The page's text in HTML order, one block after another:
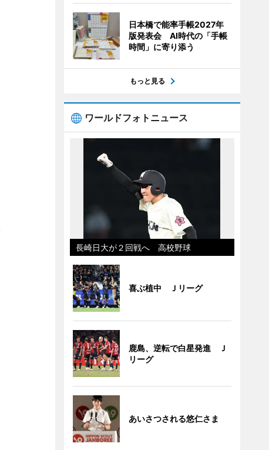
日本橋で能率手帳2027年
版発表会 AI時代の「手帳
時間」に寄り添う
もっと見る
ワールドフォトニュース
長崎日大が２回戦へ 高校野球
喜ぶ植中 Ｊリーグ
鹿島、逆転で白星発進 Ｊ
リーグ
あいさつされる悠仁さま